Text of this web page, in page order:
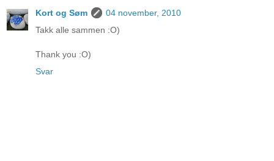
Kort og Søm
04 november, 2010
Takk alle sammen :O)
Thank you :O)
Svar